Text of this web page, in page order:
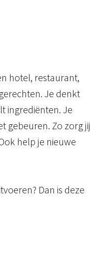
hotel, restaurant,
Je denkt
ingrediënten. Je
gebeuren. Zo zorg jij
help je nieuwe
Dan is deze